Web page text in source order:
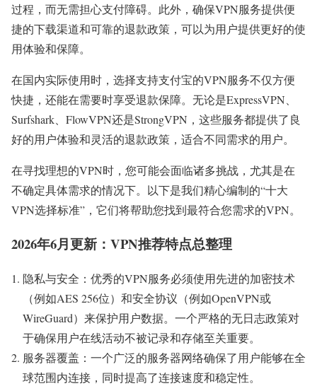
过程，而无需担心支付障碍。此外，确保VPN服务提供便
捷的下载渠道和可靠的退款政策，可以为用户提供更好的使
用体验和保障。
在国内实际使用时，选择支持支付宝的VPN服务不仅方便
快捷，还能在需要时享受退款保障。无论是ExpressVPN、
Surfshark、FlowVPN还是StrongVPN，这些服务都提供了良
好的用户体验和灵活的退款政策，适合不同需求的用户。
在寻找理想的VPN时，您可能会面临诸多挑战，尤其是在
不确定具体需求的情况下。以下是我们精心编制的“十大
VPN选择标准”，它们将帮助您找到最符合您需求的VPN。
2026年6月更新：VPN推荐特点总整理
隐私与安全：优秀的VPN服务必须使用先进的加密技术
（例如AES 256位）和安全协议（例如OpenVPN或
WireGuard）来保护用户数据。一个严格的无日志政策对
于确保用户在线活动不被记录和存储至关重要。
服务器覆盖：一个广泛的服务器网络确保了用户能够在全
球范围内连接，同时提高了连接速度和稳定性。